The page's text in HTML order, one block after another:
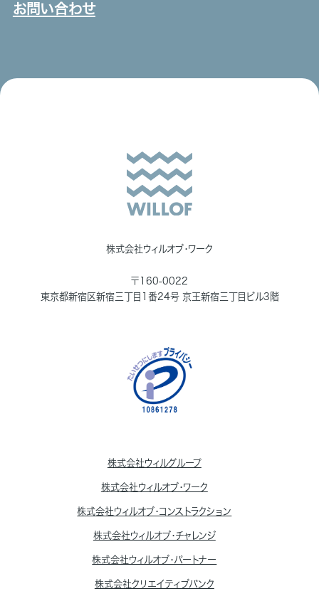
お問い合わせ
株式会社ウィルオブ・ワーク
〒160-0022
東京都新宿区新宿三丁目1番24号 京王新宿三丁目ビル3階
株式会社ウィルグループ
株式会社ウィルオブ・ワーク
株式会社ウィルオブ・コンストラクション
株式会社ウィルオブ・チャレンジ
株式会社ウィルオブ・パートナー
株式会社クリエイティブバンク